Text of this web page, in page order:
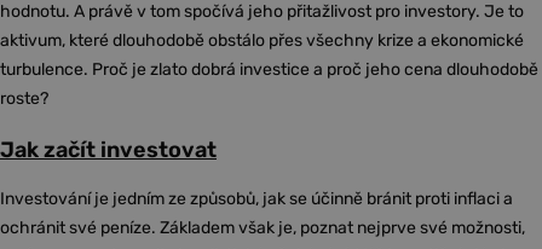
hodnotu. A právě v tom spočívá jeho přitažlivost pro investory. Je to
aktivum, které dlouhodobě obstálo přes všechny krize a ekonomické
turbulence. Proč je zlato dobrá investice a proč jeho cena dlouhodobě
roste?
Jak začít investovat
Investování je jedním ze způsobů, jak se účinně bránit proti inflaci a
ochránit své peníze. Základem však je, poznat nejprve své možnosti,